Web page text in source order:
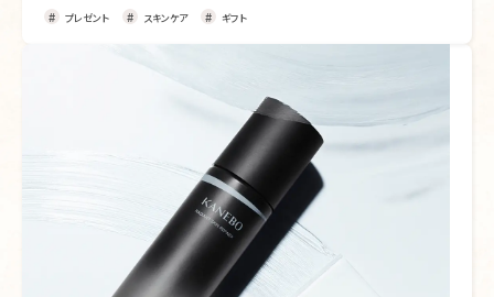
プレゼント スキンケア ギフト